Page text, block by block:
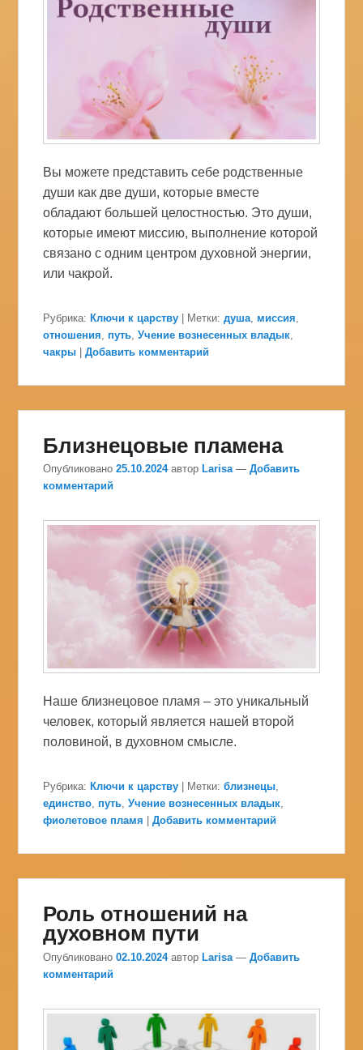
Вы можете представить себе родственные
души как две души, которые вместе
обладают большей целостностью. Это души,
которые имеют миссию, выполнение которой
связано с одним центром духовной энергии,
или чакрой.
Рубрика: Ключи к царству | Метки: душа миссия
отношения
путь ,Учение вознесенных владык
чакры |Добавить комментарий
Близнецовые пламена
Опубликовано25.10.2024 автор Larisa —Добавить
комментарий
Наше близнецовое пламя – это уникальный
человек, который является нашей второй
половиной, в духовном смысле.
Рубрика: Ключи к царству Метки: близнецы
единство путь ,Учение вознесенных владык
фиолетовое пламя
|Добавить комментарий
Роль отношений на
духовном пути
Опубликовано02.10.2024 авторLarisa —Добавить
комментарий